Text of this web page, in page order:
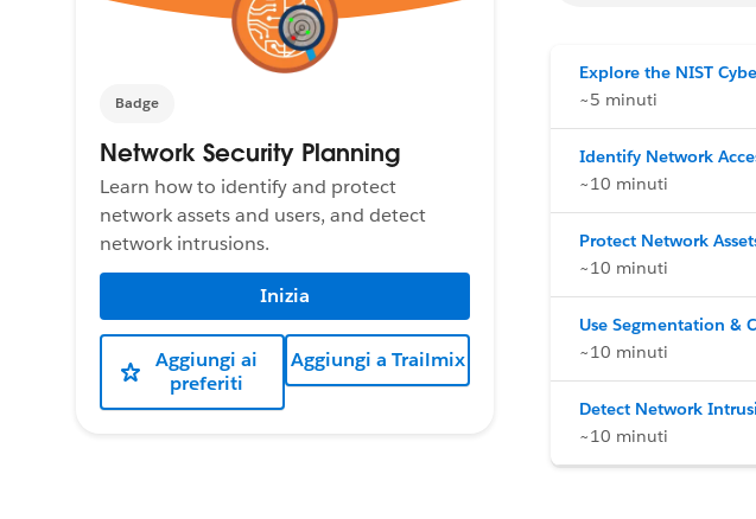
Badge
Network Security Planning
Learn how to identify and protect
network assets and users, and detect
network intrusions.
Inizia
Aggiungi ai
preferiti
Aggiungi a Trailmix
Explore the NIST
~5 minuti
Identify Network
~10 minuti
Protect Network
~10 minuti
Use Segmentation &
~10 minuti
Detect Network
~10 minuti